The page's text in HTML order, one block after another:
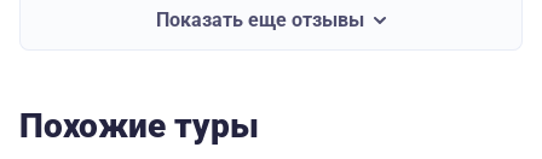
Показать еще отзывы
Похожие туры